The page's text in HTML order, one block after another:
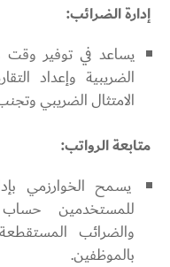
إدارة الضرائب:
يساعد في توفير وقت
الضريبية وإعداد
الامتثال الضريبي
متابعة الرواتب:
يسمح الخوارزمي
للمستخدمين حساب
والضرائب
بالموظفين.